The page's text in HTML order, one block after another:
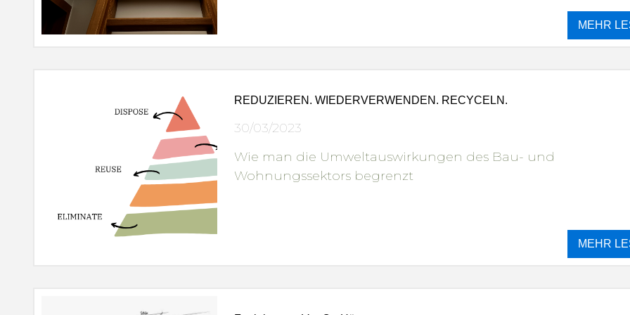
MEHR
REDUZIEREN. WIEDERVERWENDEN. RECYCELN.
30/03/2023
Wie man die Umweltauswirkungen des Bau- und
Wohnungssektors begrenzt
MEHR